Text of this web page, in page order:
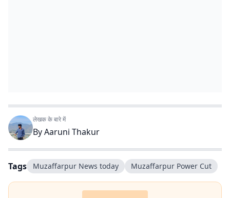
लेखक के बारे में
ByAaruni Thakur
Tags Muzaffarpur News today Muzaffarpur Power Cut